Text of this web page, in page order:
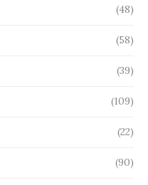
(48)
(58)
(39)
(109)
(22)
(90)